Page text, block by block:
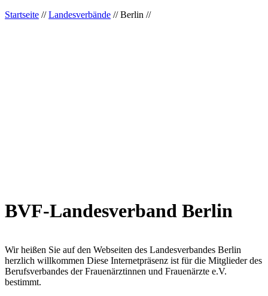
Startseite //Landesverbände // Berlin //
BVF-Landesverband Berlin
Wir heißen Sie auf den Webseiten des Landesverbandes Berlin
herzlich willkommen Diese Internetpräsenz ist für die Mitglieder des
Berufsverbandes der Frauenärztinnen und Frauenärzte e.V.
bestimmt.